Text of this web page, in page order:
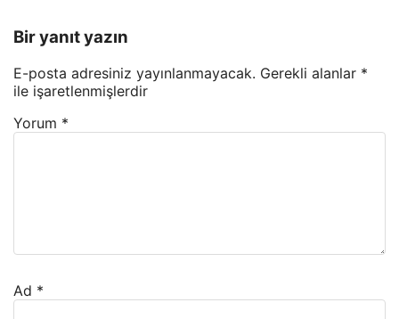
Bir yanıt yazın
E-posta adresiniz yayınlanmayacak. Gerekli alanlar *
ile işaretlenmişlerdir
Yorum *
Ad *